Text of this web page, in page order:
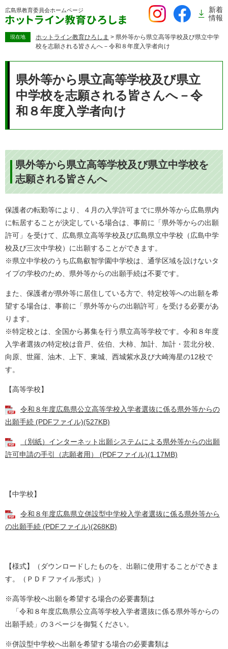
ー
広島県教育委員会ホームページ
新着
情報
現在地 ホットライン教育ひろしま > 県外等から県立高等学校及び県立中学
校を志願される皆さんへ－令和８年度入学者向け
県外等から県立高等学校及び県立
中学校を志願される皆さんへ－令
和８年度入学者向け
県外等から県立高等学校及び県立中学校を
志願される皆さんへ
保護者の転勤等により、４月の入学許可までに県外等から広島県内
に転居することが決定している場合は、事前に「県外等からの出願
許可」を受けて、広島県立高等学校及び広島県立中学校（広島中学
校及び三次中学校）に出願することができます。
※県立中学校のうち広島叡智学園中学校は、通学区域を設けないタ
イプの学校のため、県外等からの出願手続は不要です。
また、保護者が県外等に居住している方で、特定校等への出願を希
望する場合は、事前に「県外等からの出願許可」を受ける必要があ
ります。
※特定校とは、全国から募集を行う県立高等学校です。 令和８年度
入学者選抜の特定校は音戸、佐伯、大柿、加計、加計・芸北分校、
向原、世羅、油木、上下、東城、西城紫水及び大崎海星の12校で
す。
【高等学校】
令和８年度広島県公立高等学校入学者選抜に係る県外等からの
出願手続 (PDFファイル)(527KB)
（別紙）インターネット出願システムによる県外等からの出願
許可申請の手引（志願者用） (PDFファイル)(1.17MB)
【中学校】
令和８年度広島県立併設型中学校入学者選抜に係る県外等から
の出願手続 (PDFファイル)(268KB)
【様式】（ダウンロードしたものを、出願に使用することができま
す。（ＰＤＦファイル形式））
※高等学校へ出願を希望する場合の必要書類は
「令和８年度広島県公立高等学校入学者選抜に係る県外等からの
出願手続」の３ページを御覧ください。
※併設型中学校へ出願を希望する場合の必要書類は